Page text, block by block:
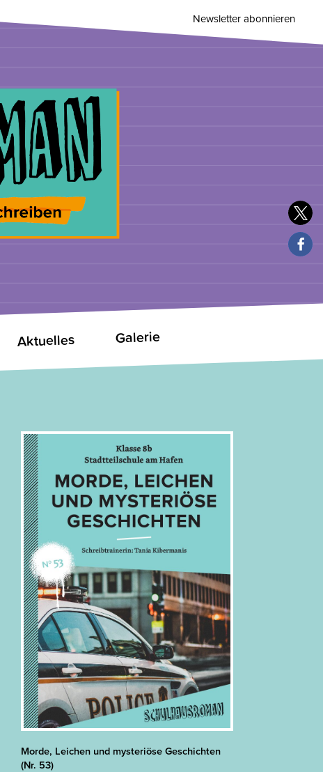
Newsletter abonnieren
Aktuelles Galerie
Morde, Leichen und mysteriöse Geschichten
(Nr. 53)